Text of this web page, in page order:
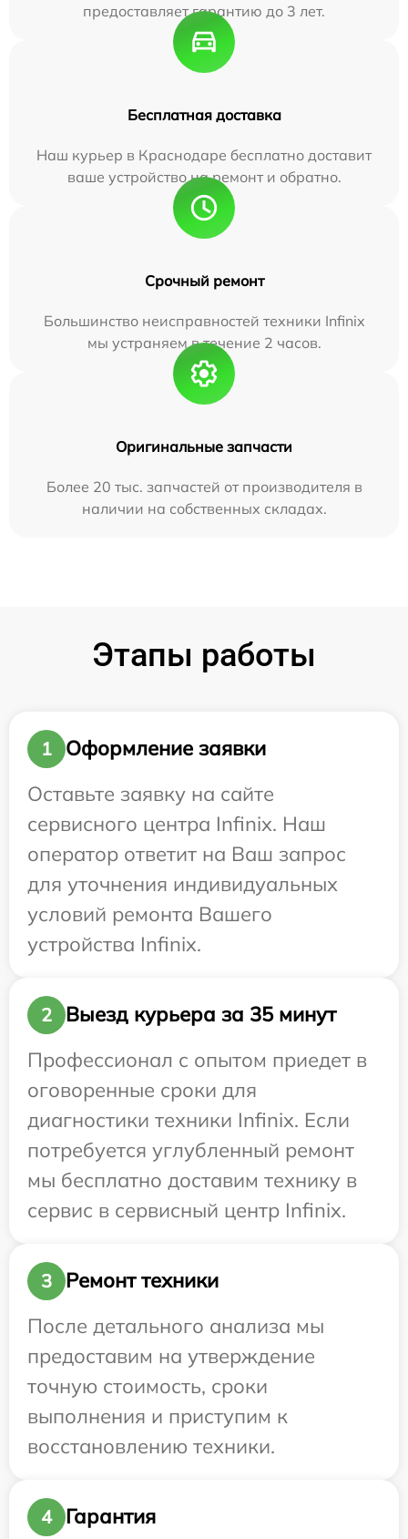
предоставляет гарантию до 3 лет.
Бесплатная доставка
Наш курьер в Краснодаре бесплатно доставит
ваше устройство на ремонт и обратно.
Срочный ремонт
Большинство неисправностей техники Infinix
мы устраняем в течение 2 часов.
Оригинальные запчасти
Более 20 тыс. запчастей от производителя в
наличии на собственных складах.
Этапы работы
1
Оформление заявки
Оставьте заявку на сайте
сервисного центра Infinix. Наш
оператор ответит на Ваш запрос
для уточнения индивидуальных
условий ремонта Вашего
устройства Infinix.
2
Выезд курьера за 35 минут
Профессионал с опытом приедет в
оговоренные сроки для
диагностики техники Infinix. Если
потребуется углубленный ремонт
мы бесплатно доставим технику в
сервис в сервисный центр Infinix.
3
Ремонт техники
После детального анализа мы
предоставим на утверждение
точную стоимость, сроки
выполнения и приступим к
восстановлению техники.
4 Гарантия